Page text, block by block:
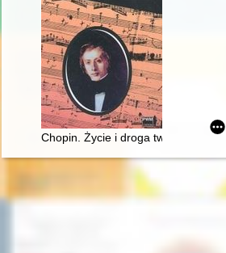
Chopin. Życie i droga twórcza